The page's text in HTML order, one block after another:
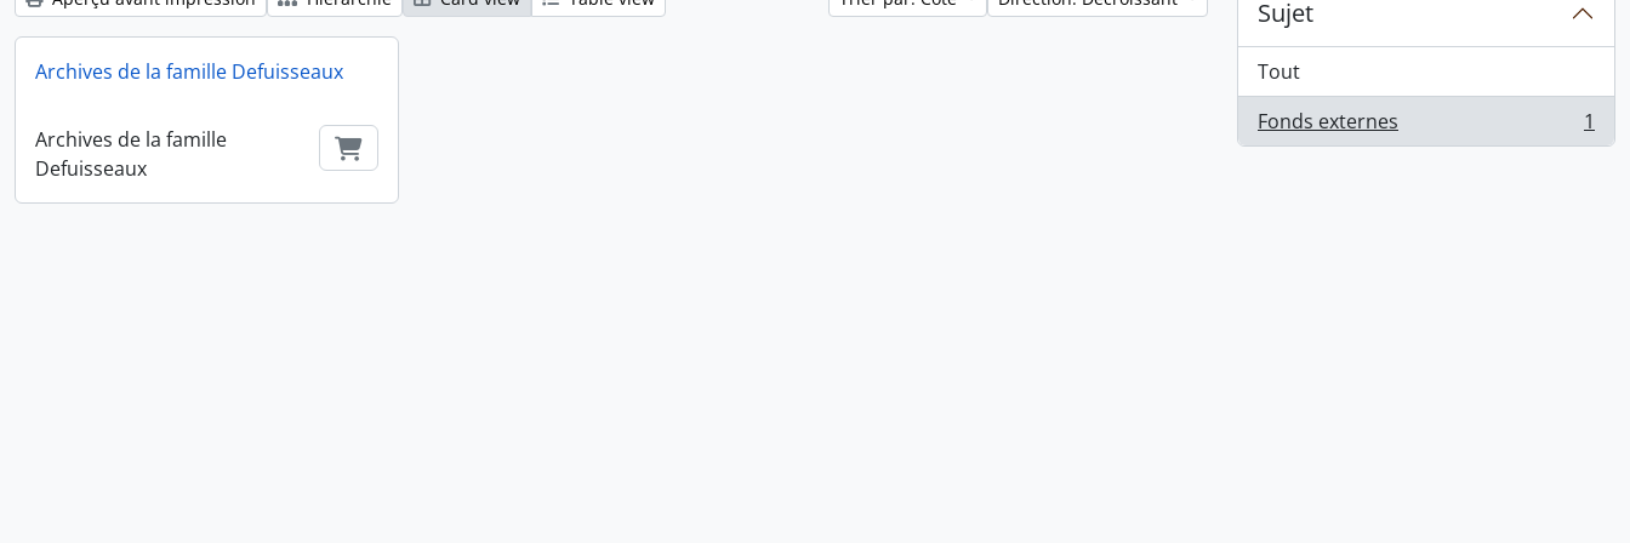
Archives de la famille Defuisseaux
Archives de la famille
Defuisseaux
Ajouter au Panier
Sujet
Tout
Fonds externes
, 1 résultats 1